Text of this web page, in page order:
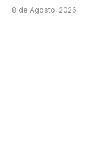
8 de Agosto, 2026